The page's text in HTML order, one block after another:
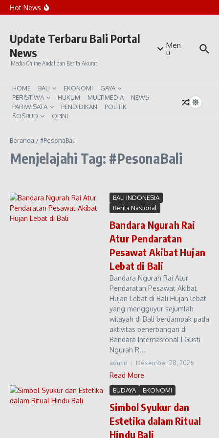
Lewati ke konten
Hot News
Penanaman Ribuan Mangrove di Teluk Benoa
Update Terbaru Bali Portal
News
Media Online Andal dan Berita Akurat
Men
u
HOME BALI EKONOMI
GAYA
PERISTIWA
HUKUM MULTIMEDIA
NEWS
PARIWISATA
PENDIDIKAN
POLITIK
SOSBUD
OPINI
Beranda /#PesonaBali
Menjelajahi Tag: #PesonaBali
BALI INDONESIA
Berita Nasional
Bandara Ngurah Rai
Atur Pendaratan
Pesawat Akibat Hujan
Lebat di Bali
Bandara Ngurah Rai Atur
Pendaratan Pesawat Akibat
Hujan Lebat di Bali Hujan lebat
yang mengguyur sejumlah
wilayah di Bali berdampak pada
aktivitas penerbangan di
Bandara Internasional I Gusti
Ngurah R...
admin Desember 28, 2025
Read More
BUDAYA EKONOMI
Simbol Syukur dan
Estetika dalam Ritual
Hindu Bali